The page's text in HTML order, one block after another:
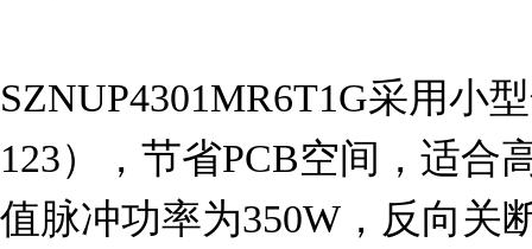
SZNUP4301MR6T1G采用小
123），节省PCB空间，适合
值脉冲功率为350W，反向关